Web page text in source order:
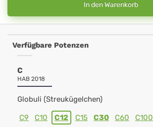
In den Warenkorb
Verfügbare Potenzen
C
HAB 2018
Globuli (Streukügelchen)
C9 C10 C12 C15 C30 C60 C100